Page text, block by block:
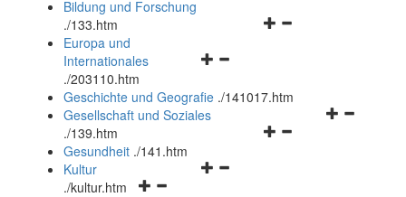
Navigationsmenü
Bildung und Forschung
./133.htm
Navigationsmenü
und
schließen
Europa und
Internationales
./203110.htm
Geschichte und Geografie ./141017.htm
Navigationsmenü
Gesellschaft und Soziales
./139.htm
Navigationsmenü
Gesundheit ./141.htm
Navigationsmenü
Kultur
./kultur.htm